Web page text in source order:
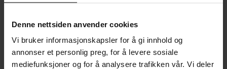
Denne nettsiden anvender cookies
Vi bruker informasjonskapsler for å gi innhold og
annonser et personlig preg, for å levere sosiale
mediefunksjoner og for å analysere trafikken vår. Vi deler
LUFTFUKTER
Kompakt 2-i-1 avfukter
med stillegående drift og
avløpstilkobling – 1,8 L
LUFTFUKTER
Kompakt luftavfukter
1400 ml i svart med LED-
lys, timerfunksjon & auto-